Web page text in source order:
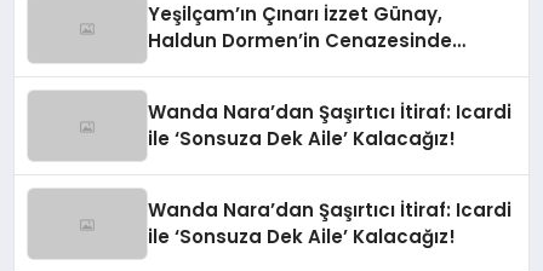
Yeşilçam’ın Çınarı İzzet Günay,
Haldun Dormen’in Cenazesinde
Wanda Nara’dan Şaşırtıcı İtiraf: Icardi
ile ‘Sonsuza Dek Aile’ Kalacağız!
Wanda Nara’dan Şaşırtıcı İtiraf: Icardi
ile ‘Sonsuza Dek Aile’ Kalacağız!